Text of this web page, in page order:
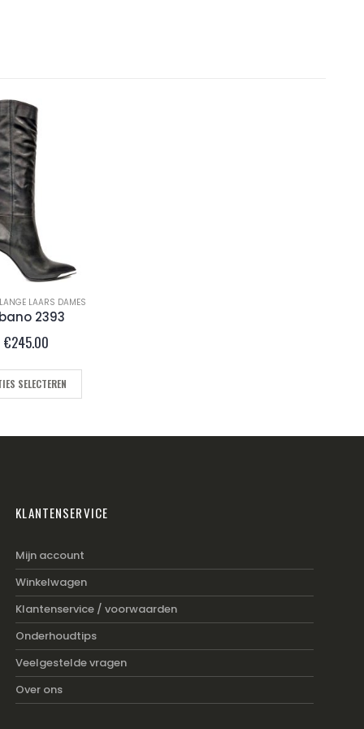
LANGE LAARS DAMES
2393
€245.00
SELECTEREN
KLANTENSERVICE
Mijn account
Winkelwagen
Klantenservice / voorwaarden
Onderhoudtips
Veelgestelde vragen
Over ons